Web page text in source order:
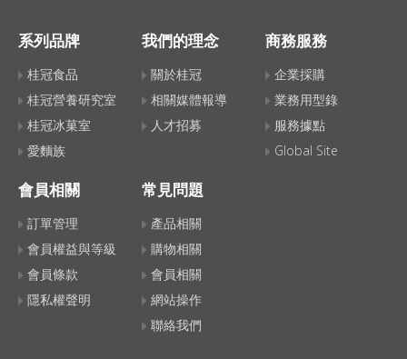
系列品牌
桂冠食品
桂冠營養研究室
桂冠冰菓室
愛麵族
我們的理念
關於桂冠
相關媒體報導
人才招募
商務服務
企業採購
業務用型錄
服務據點
Global Site
會員相關
訂單管理
會員權益與等級
會員條款
隱私權聲明
常見問題
產品相關
購物相關
會員相關
網站操作
聯絡我們